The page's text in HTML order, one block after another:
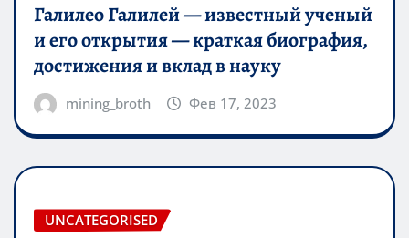
Галилео Галилей — известный ученый
и его открытия — краткая биография,
достижения и вклад в науку
mining_broth Фев 17, 2023
UNCATEGORISED